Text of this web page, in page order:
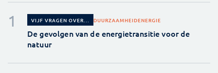
VIJF VRAGEN OVER... DUURZAAMHEIDENERGIE
De gevolgen van de energietransitie voor de
natuur